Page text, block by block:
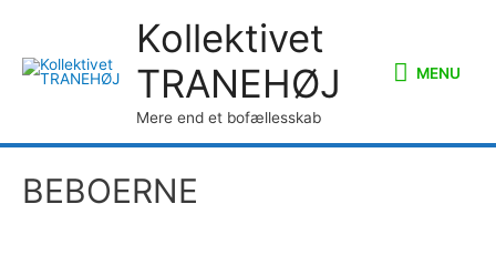
Kollektivet
TRANEHØJ
Mere end et bofællesskab
MENU
MENU
BEBOERNE